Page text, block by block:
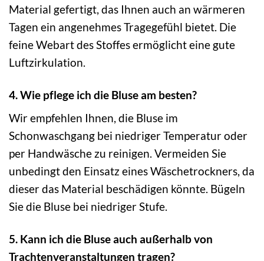
Material gefertigt, das Ihnen auch an wärmeren
Tagen ein angenehmes Tragegefühl bietet. Die
feine Webart des Stoffes ermöglicht eine gute
Luftzirkulation.
4. Wie pflege ich die Bluse am besten?
Wir empfehlen Ihnen, die Bluse im
Schonwaschgang bei niedriger Temperatur oder
per Handwäsche zu reinigen. Vermeiden Sie
unbedingt den Einsatz eines Wäschetrockners, da
dieser das Material beschädigen könnte. Bügeln
Sie die Bluse bei niedriger Stufe.
5. Kann ich die Bluse auch außerhalb von
Trachtenveranstaltungen tragen?